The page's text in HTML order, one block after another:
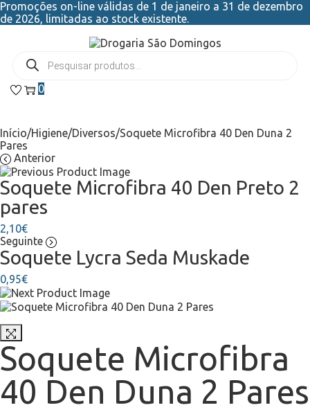
Promoções on-line válidas de 1 de janeiro a 31 de dezembro
de 2026, limitadas ao stock existente.
0
Início/Higiene/Diversos/Soquete Microfibra 40 Den Duna 2
Pares
Anterior
Soquete Microfibra 40 Den Preto 2
pares
2,10€
Seguinte
Soquete Lycra Seda Muskade
0,95€
Soquete Microfibra
40 Den Duna 2 Pares